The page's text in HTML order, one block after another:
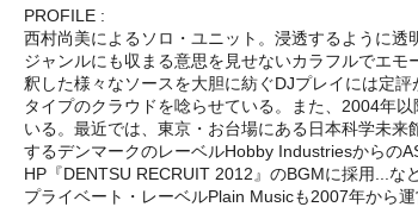
PROFILE :
西村尚美によるソロ・ユニット。浸透するように
ジャンルにも収まる意思を見せないカラフルでエ
釈した様々なソースを大胆に紡ぐDJプレイには定
タイプのクラウドを唸らせている。また、2004年
いる。最近では、東京・お台場にある日本科学未
するデンマークのレーベルHobby Industriesからの
HP『DENTSU RECRUIT 2012』のBGMに採用...
プライベート・レーベルPlain Musicも2007年から